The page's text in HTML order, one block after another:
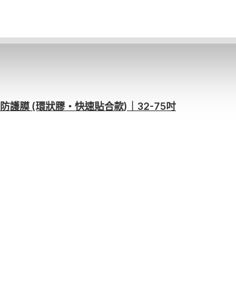
護膜 (環狀膠・快速貼合款)｜32-75吋